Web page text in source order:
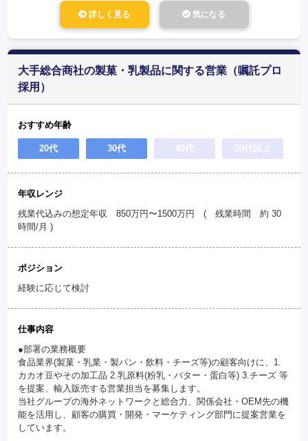
詳しく見る 気になる
大手総合商社の製菓・乳製品に関する営業（嘱託プロ
採用）
おすすめ年齢
20代 30代 40代 50代以上
年収レンジ
残業代込みの想定年収 850万円〜1500万円 ( 残業時間 約 30
時間/月 )
ポジション
経験に応じて検討
仕事内容
●部署の業務概要
食品業界(製菓・乳業・製パン・飲料・チーズ等)の顧客向けに、1.
カカオ豆やその加工品 2.乳原料(粉乳・バター・蛋白等) 3.チーズ 等
を提案、輸入販売する営業担当を募集します。
当社グループの海外ネットワークと総合力、関係会社・OEM先の機
能を活用し、顧客の購買・開発・マーケティング部門に提案営業を
しています。